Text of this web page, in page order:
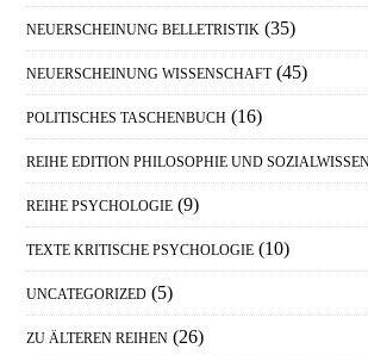
NEUERSCHEINUNG BELLETRISTIK (35)
NEUERSCHEINUNG WISSENSCHAFT (45)
POLITISCHES TASCHENBUCH (16)
REIHE EDITION PHILOSOPHIE UND
REIHE PSYCHOLOGIE (9)
TEXTE KRITISCHE PSYCHOLOGIE (10)
UNCATEGORIZED (5)
ZU ÄLTEREN REIHEN (26)